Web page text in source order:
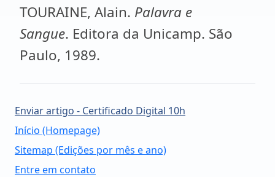
TOURAINE, Alain. Palavra e
Sangue. Editora da Unicamp. São
Paulo, 1989.
Enviar artigo - Certificado Digital 10h
Início (Homepage)
Sitemap (Edições por mês e ano)
Entre em contato